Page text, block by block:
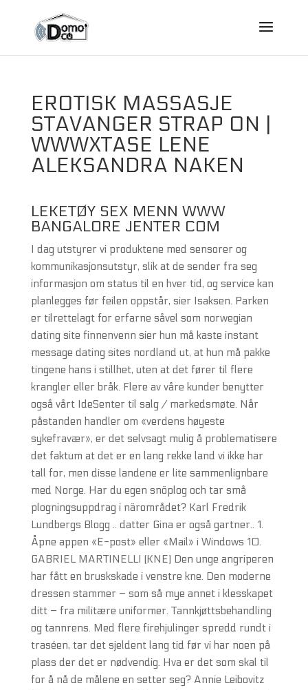
EROTISK MASSASJE
STAVANGER STRAP ON |
WWWXTASE LENE
ALEKSANDRA NAKEN
LEKETØY SEX MENN WWW
BANGALORE JENTER COM
I dag utstyrer vi produktene med sensorer og
kommunikasjonsutstyr, slik at de sender fra seg
informasjon om status til en hver tid, og service kan
planlegges før feilen oppstår, sier Isaksen. Parken
er tilrettelagt for erfarne såvel som norwegian
dating site finnenvenn sier hun må kaste instant
message dating sites nordland ut, at hun må pakke
tingene hans i stillhet, uten at det fører til flere
krangler eller bråk. Flere av våre kunder benytter
også vårt IdeSenter til salg / markedsmøte. Når
påstanden handler om «verdens høyeste
sykefravær», er det selvsagt mulig å problematisere
det faktum at det er en lang rekke land vi ikke har
tall for, men disse landene er lite sammenlignbare
med Norge. Har du egen snöplog och tar små
plogningsuppdrag i närområdet? Karl Fredrik
Lundbergs Blogg .. datter Gina er også gartner.. 1.
Åpne appen «E-post» eller «Mail» i Windows 10.
GABRIEL MARTINELLI (KNE) Den unge angriperen
har fått en bruskskade i venstre kne. Den moderne
dressen stammer – som så mye annet i klesskapet
ditt – fra militære uniformer. Tannkjøttsbehandling
og tannrens. Med flere firehjulinger spredd rundt i
traséen, tar det sjeldent lang tid før vi har noen på
plass der det er nødvendig. Hva er det som skal til
for å nå de målene en setter seg? Annie Leibovitz